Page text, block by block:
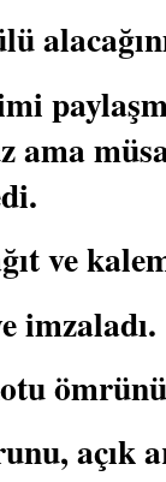
ama
ve
imzaladı.
açık